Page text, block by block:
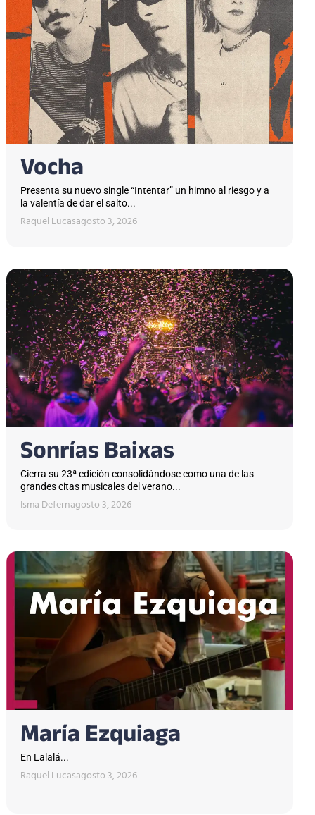
Vocha
Presenta su nuevo single “Intentar” un himno al riesgo y a
la valentía de dar el salto...
Raquel Lucasagosto 3, 2026
Sonrías Baixas
Cierra su 23ª edición consolidándose como una de las
grandes citas musicales del verano...
Isma Defernagosto 3, 2026
María Ezquiaga
En Lalalá...
Raquel Lucasagosto 3, 2026